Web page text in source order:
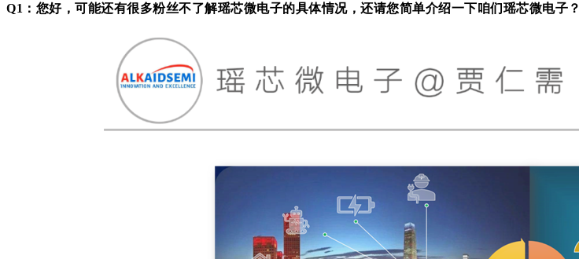
Q1：您好，可能还有很多粉丝不了解瑶芯微电子的具体情况，还请您简单介绍一下咱们瑶芯微电子？